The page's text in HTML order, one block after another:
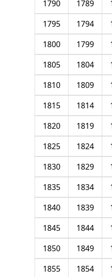
1789
1790
1794
1795
1799
1800
1804
1805
1809
1810
1814
1815
1819
1820
1824
1825
1829
1830
1834
1835
1839
1840
1844
1845
1849
1850
1854
1855